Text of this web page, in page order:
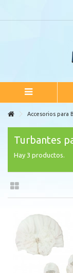
Accesorios para
Turbantes
Hay 3 productos.